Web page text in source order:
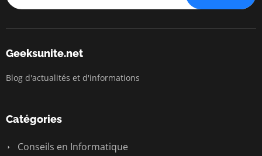
Geeksunite.net
Blog d'actualités et d'informations
Catégories
Conseils en Informatique